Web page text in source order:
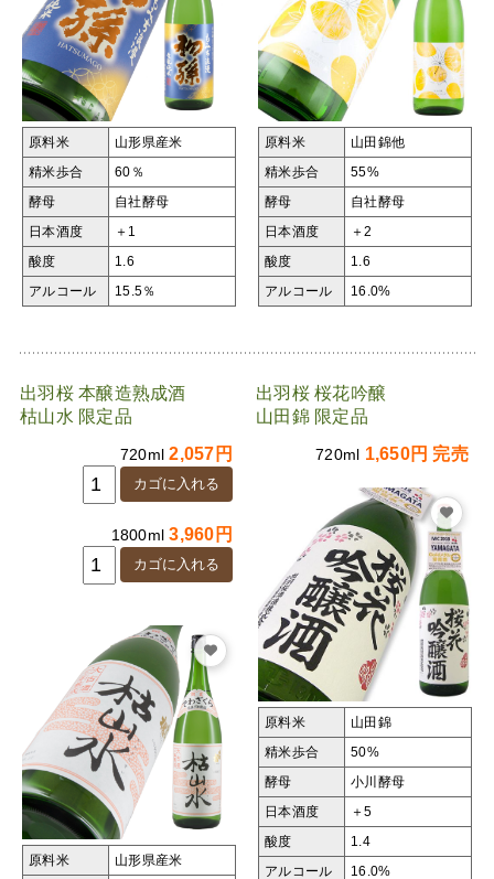
原料米 山形県産米
精米歩合 60％
酵母 自社酵母
日本酒度 ＋1
酸度 1.6
アルコール 15.5％
原料米 山田錦他
精米歩合 55%
酵母 自社酵母
日本酒度 ＋2
酸度 1.6
アルコール 16.0%
出羽桜 本醸造熟成酒
枯山水 限定品
720ml2,057円
1800ml3,960円
原料米 山形県産米
出羽桜 桜花吟醸
山田錦 限定品
720ml 1,650円 完売
原料米 山田錦
精米歩合 50%
酵母 小川酵母
日本酒度 ＋5
酸度 1.4
アルコール 16.0%